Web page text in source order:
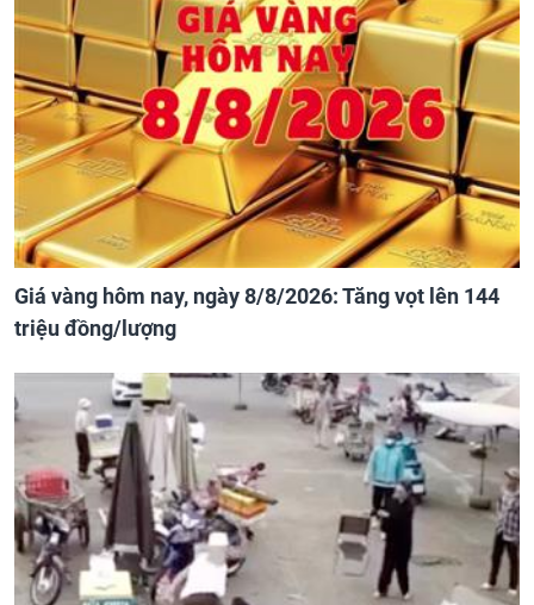
Giá vàng hôm nay, ngày 8/8/2026: Tăng vọt lên 144
triệu đồng/lượng